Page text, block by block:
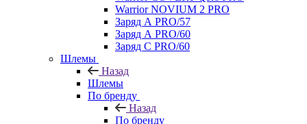
Warrior NOVIUM 2 PRO
Заряд А PRO/57
Заряд А PRO/60
Заряд С PRO/60
Шлемы
Назад
Шлемы
По бренду
Назад
По бренду